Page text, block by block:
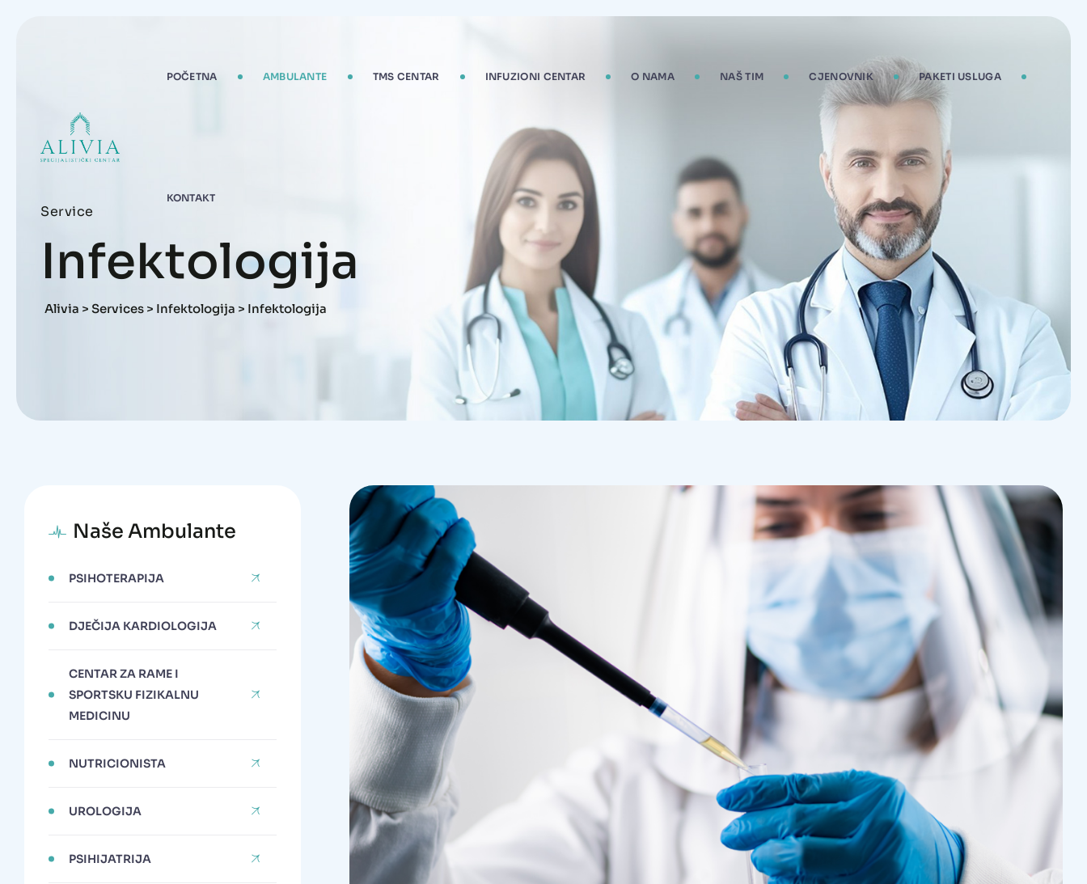
POČETNA AMBULANTE TMS CENTAR INFUZIONI CENTAR O NAMA NAŠ TIM CJENOVNIK PAKETI USLUGA
KONTAKT
Service
Infektologija
Alivia > Services > Infektologija > Infektologija
Naše Ambulante
PSIHOTERAPIJA
DJEČIJA KARDIOLOGIJA
CENTAR ZA RAME I
SPORTSKU FIZIKALNU
MEDICINU
NUTRICIONISTA
UROLOGIJA
PSIHIJATRIJA